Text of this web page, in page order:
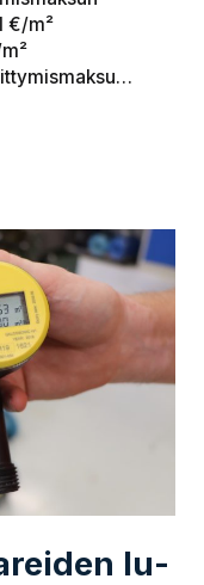
€/m²
lu­